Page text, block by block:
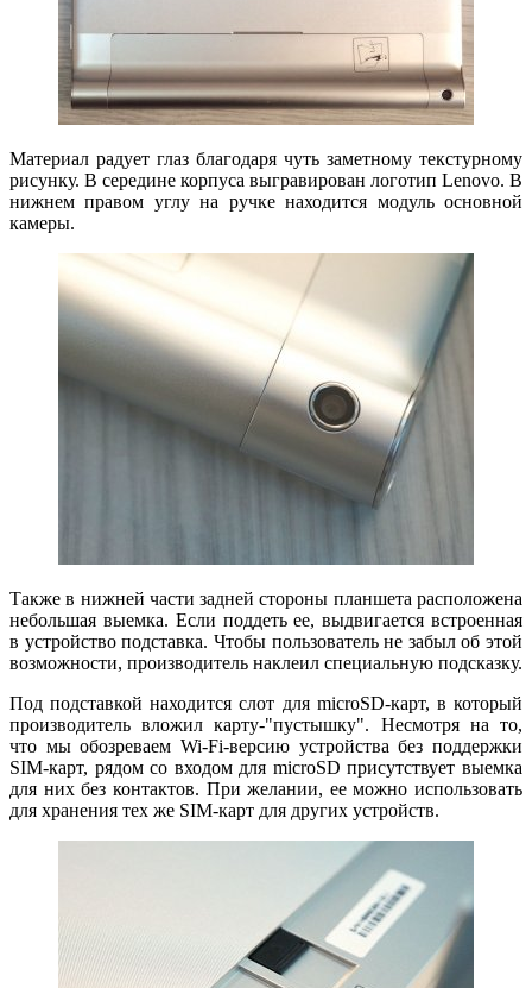
Материал радует глаз благодаря чуть заметному текстурному
рисунку. В середине корпуса выгравирован логотип Lenovo. В
нижнем правом углу на ручке находится модуль основной
камеры.
Также в нижней части задней стороны планшета расположена
небольшая выемка. Если поддеть ее, выдвигается встроенная
в устройство подставка. Чтобы пользователь не забыл об этой
возможности, производитель наклеил специальную подсказку.
Под подставкой находится слот для microSD-карт, в который
производитель вложил карту-"пустышку". Несмотря на то,
что мы обозреваем Wi-Fi-версию устройства без поддержки
SIM-карт, рядом со входом для miсroSD присутствует выемка
для них без контактов. При желании, ее можно использовать
для хранения тех же SIM-карт для других устройств.